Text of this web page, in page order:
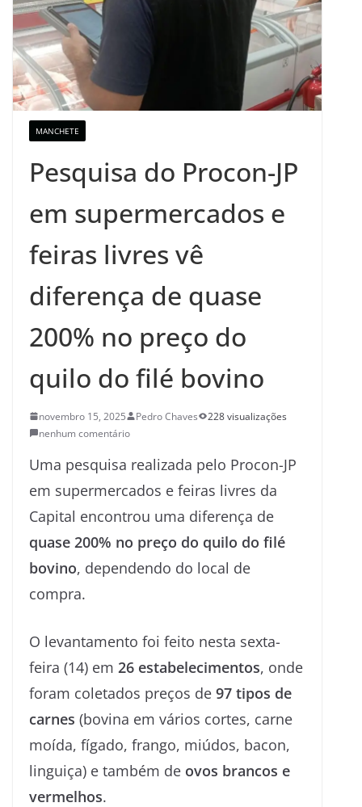
MANCHETE
Pesquisa do Procon-JP
em supermercados e
feiras livres vê
diferença de quase
200% no preço do
quilo do filé bovino
novembro 15, 2025 Pedro Chaves
228 visualizações
nenhum comentário
Uma pesquisa realizada pelo Procon-JP
em supermercados e feiras livres da
Capital encontrou uma diferença de
quase 200% no preço do quilo do filé
bovino, dependendo do local de
compra.
O levantamento foi feito nesta sexta-
feira (14) em 26 estabelecimentos, onde
foram coletados preços de 97 tipos de
carnes (bovina em vários cortes, carne
moída, fígado, frango, miúdos, bacon,
linguiça) e também de ovos brancos e
vermelhos.